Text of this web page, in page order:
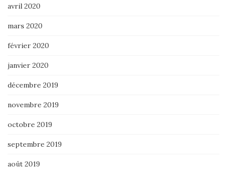
avril 2020
mars 2020
février 2020
janvier 2020
décembre 2019
novembre 2019
octobre 2019
septembre 2019
août 2019